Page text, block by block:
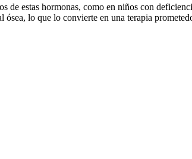
de estas hormonas, como en niños con
lo que lo convierte en una terapia